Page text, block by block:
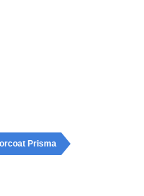
Prisma